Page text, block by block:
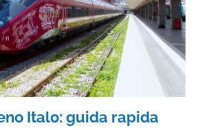
Italo: guida rapida